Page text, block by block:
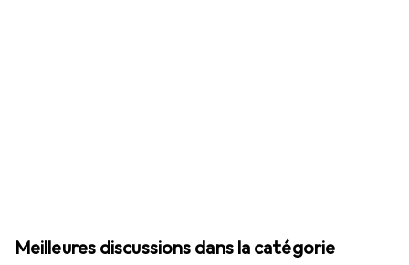
Meilleures discussions dans la catégorie